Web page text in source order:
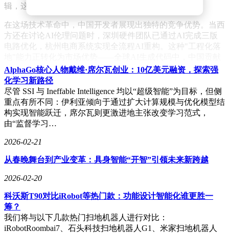
辑，这种能力远超初级工程师。"
在这场技术革命中，中国开发者展现出独特的竞争优势。当西
方还在讨论AI伦理问题时，深圳硬件团队已通过AI完成三版
电路优化，杭州电商系统实现全流程AI重构。这种"工程化落
的应用层解决方案占比超过40%。某风投机构合伙人指
出："中国创业者擅长把高科技变成可复制的商业模式，这在
AI时代尤为关键。"
尽管AI编程已取得突破性进展，但完全自动化仍面临挑战。
某金融科技公司CTO透露："AI生成的代码经常出现逻辑自洽
但实际不可用的情况，最终仍需人工审核。"这种局限性反而
催生新的职业机会——具备业务理解能力的AI训练师成为稀
业课程，增加AI工具使用和系统设计比重。某在线教育平台
数据显示，2025年"AI编程"相关课程报名人数同比增长
580%，学员年龄层从传统20-35岁扩展至18-45岁全范围。这种
全民学习潮背后，是整个行业对技术变革的深刻认知：未来的
开发者必须同时掌握代码能力和AI指挥艺术。
AlphaGo核心人物戴维·席尔瓦创业：10亿美元融资，探索强
化学习新路径
尽管 SSI 与 Ineffable Intelligence 均以“超级智能”为目标，但侧
重点有所不同：伊利亚倾向于通过扩大计算规模与优化模型结
构实现智能跃迁，席尔瓦则更激进地主张改变学习范式，
由“监督学习…
2026-02-21
从春晚舞台到产业变革：具身智能“开智”引领未来新跨越
2026-02-20
科沃斯T90对比iRobot等热门款：功能设计智能化谁更胜一
筹？
我们将与以下几款热门扫地机器人进行对比：
iRobotRoombai7、石头科技扫地机器人G1、米家扫地机器人